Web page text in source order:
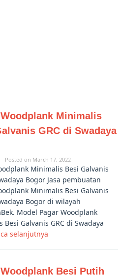
Minimalis
GRC di Swadaya
Posted on March 17, 2022
Minimalis Besi Galvanis
Bogor Jasa pembuatan
Minimalis Besi Galvanis
Bogor di wilayah
Model Pagar Woodplank
Besi Galvanis GRC di Swadaya
selanjutnya
Besi Putih